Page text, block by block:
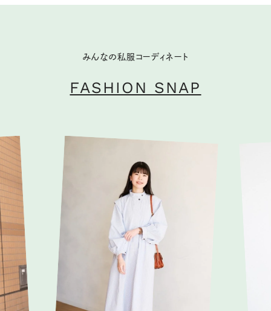
みんなの私服コーディネート
FASHION SNAP